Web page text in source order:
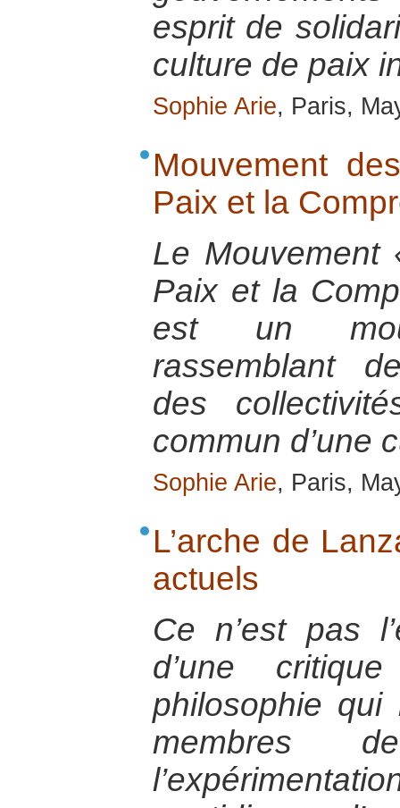
esprit de
culture de paix
Sophie Arie, Paris,
Mouvement
Paix et la
Le Mouvement
Paix et la
est un
rassemblant
des
commun d’une
Sophie Arie, Paris,
L’arche de
actuels
Ce n’est pas
d’une
philosophie qui
membres